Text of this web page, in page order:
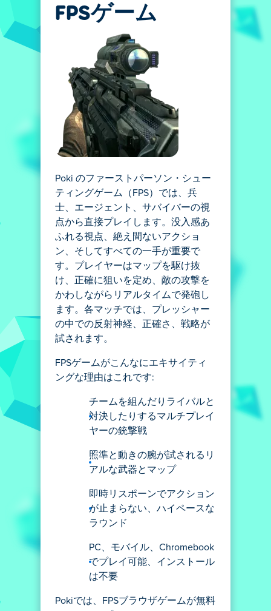
FPSゲーム
Poki のファーストパーソン・シュー
ティングゲーム（FPS）では、兵
士、エージェント、サバイバーの視
点から直接プレイします。没入感あ
ふれる視点、絶え間ないアクショ
ン、そしてすべての一手が重要で
す。プレイヤーはマップを駆け抜
け、正確に狙いを定め、敵の攻撃を
かわしながらリアルタイムで発砲し
ます。各マッチでは、プレッシャー
の中での反射神経、正確さ、戦略が
試されます。
FPSゲームがこんなにエキサイティ
ングな理由はこれです:
チームを組んだりライバルと
対決したりするマルチプレイ
ヤーの銃撃戦
照準と動きの腕が試されるリ
アルな武器とマップ
即時リスポーンでアクション
が止まらない、ハイペースな
ラウンド
PC、モバイル、Chromebook
でプレイ可能、インストール
は不要
Pokiでは、FPSブラウザゲームが無料